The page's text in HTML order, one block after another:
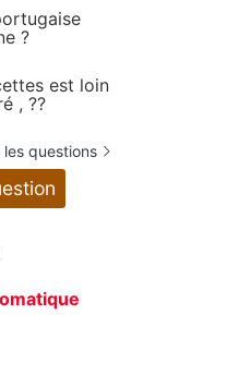
?
est loin
, ??
les questions